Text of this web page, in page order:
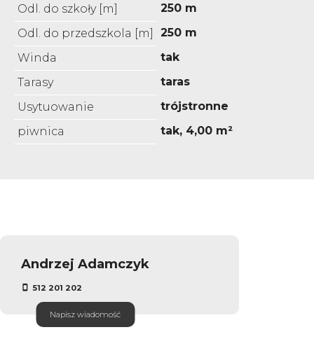
Odl. do szkoły [m]
250 m
Odl. do przedszkola [m]
250 m
Winda
tak
Tarasy
taras
Usytuowanie
trójstronne
piwnica
tak, 4,00 m²
Andrzej Adamczyk
512 201 202
Napisz wiadomość